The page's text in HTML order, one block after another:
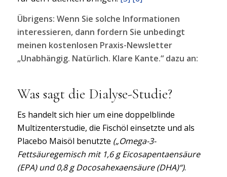
Übrigens: Wenn Sie solche Informationen
interessieren, dann fordern Sie unbedingt
meinen kostenlosen Praxis-Newsletter
„Unabhängig. Natürlich. Klare Kante.“ dazu an:
Was sagt die Dialyse-Studie?
Es handelt sich hier um eine doppelblinde
Multizenterstudie, die Fischöl einsetzte und als
Placebo Maisöl benutzte („Omega-3-
Fettsäuregemisch mit 1,6 g Eicosapentaensäure
(EPA) und 0,8 g Docosahexaensäure (DHA)“).